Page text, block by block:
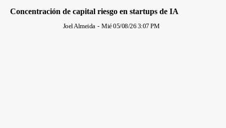
Concentración de capital riesgo en startups de IA
Joel Almeida - Mié 05/08/26 3:07 PM